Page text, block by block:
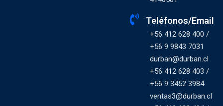
Teléfonos/Email
+56 412 628 400 /
+56 9 9843 7031
durban@durban.cl
+56 412 628 403 /
+56 9 3452 3984
ventas3@durban.cl